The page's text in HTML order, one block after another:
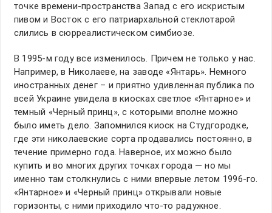
точке времени-пространства Запад с его искристым
пивом и Восток с его патриархальной стеклотарой
слились в сюрреалистическом симбиозе.
В 1995-м году все изменилось. Причем не только у нас.
Например, в Николаеве, на заводе «Янтарь». Немного
иностранных денег – и приятно удивленная публика по
всей Украине увидела в киосках светлое «Янтарное» и
темный «Черный принц», с которыми вполне можно
было иметь дело. Запомнился киоск на Студгородке,
где эти николаевские сорта продавались постоянно, в
течение примерно года. Наверное, их можно было
купить и во многих других точках города — но мы
именно там столкнулись с ними впервые летом 1996-го.
«Янтарное» и «Черный принц» открывали новые
горизонты, с ними приходило что-то радужное.